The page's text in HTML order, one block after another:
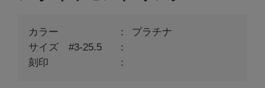
カラー
プラチナ
サイズ #3-25.5
刻印